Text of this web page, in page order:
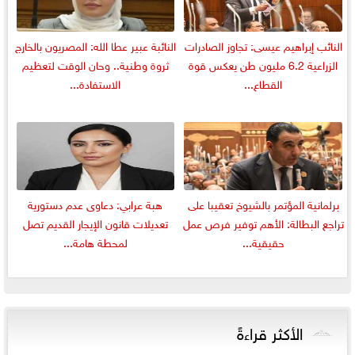
النائب إبراهيم عيسى: تجاوز الصادرات
الزراعية 6.2 مليون طن يعكس قوة
القطاع...
النائبة عبير عطا الله: المصريون بالخارج
ثروة وطنية.. وحان الوقت لتعظيم
الاستفادة...
برلمانية المؤتمر بالشيوخ تعقيبا على
تراجع البطالة: الأهم توفير فرص عمل
حقيقية...
هبة عرابي: دعاوى عدم دستورية
تعديلات قانون الإيجار القديم تصل
لمحطة هامة...
الأكثر قراءةً